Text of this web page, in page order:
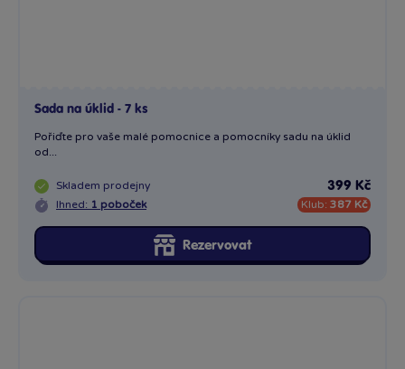
Sada na úklid - 7 ks
Pořiďte pro vaše malé pomocnice a pomocníky sadu na úklid
od...
Skladem prodejny
Ihned: 1 poboček
399 Kč
Klub: 387 Kč
Rezervovat